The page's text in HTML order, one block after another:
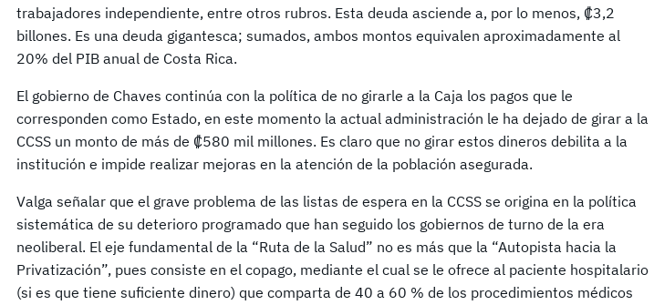
trabajadores independiente, entre otros rubros. Esta deuda asciende a, por lo menos, ₡3,2
billones. Es una deuda gigantesca; sumados, ambos montos equivalen aproximadamente al
20% del PIB anual de Costa Rica.
El gobierno de Chaves continúa con la política de no girarle a la Caja los pagos que le
corresponden como Estado, en este momento la actual administración le ha dejado de girar a la
CCSS un monto de más de ₡580 mil millones. Es claro que no girar estos dineros debilita a la
institución e impide realizar mejoras en la atención de la población asegurada.
Valga señalar que el grave problema de las listas de espera en la CCSS se origina en la política
sistemática de su deterioro programado que han seguido los gobiernos de turno de la era
neoliberal. El eje fundamental de la “Ruta de la Salud” no es más que la “Autopista hacia la
Privatización”, pues consiste en el copago, mediante el cual se le ofrece al paciente hospitalario
(si es que tiene suficiente dinero) que comparta de 40 a 60 % de los procedimientos médicos